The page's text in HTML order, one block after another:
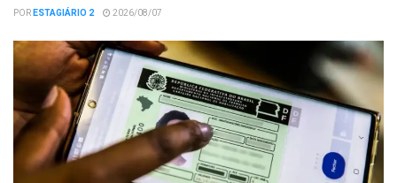
PORESTAGIÁRIO 2 2026/08/07